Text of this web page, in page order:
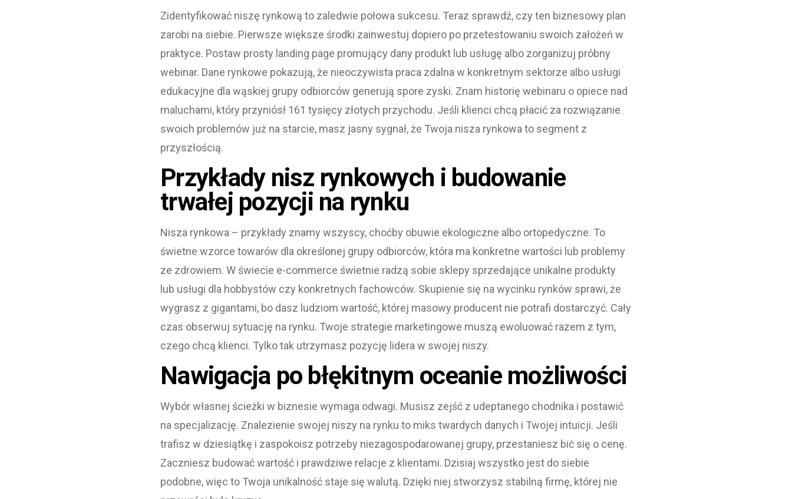
Zidentyfikować niszę rynkową to zaledwie połowa sukcesu. Teraz sprawdź, czy ten biznesowy plan
zarobi na siebie. Pierwsze większe środki zainwestuj dopiero po przetestowaniu swoich założeń w
praktyce. Postaw prosty landing page promujący dany produkt lub usługę albo zorganizuj próbny
webinar. Dane rynkowe pokazują, że nieoczywista praca zdalna w konkretnym sektorze albo usługi
edukacyjne dla wąskiej grupy odbiorców generują spore zyski. Znam historię webinaru o opiece nad
maluchami, który przyniósł 161 tysięcy złotych przychodu. Jeśli klienci chcą płacić za rozwiązanie
swoich problemów już na starcie, masz jasny sygnał, że Twoja nisza rynkowa to segment z
przyszłością.
Przykłady nisz rynkowych i budowanie
trwałej pozycji na rynku
Nisza rynkowa – przykłady znamy wszyscy, choćby obuwie ekologiczne albo ortopedyczne. To
świetne wzorce towarów dla określonej grupy odbiorców, która ma konkretne wartości lub problemy
ze zdrowiem. W świecie e-commerce świetnie radzą sobie sklepy sprzedające unikalne produkty
lub usługi dla hobbystów czy konkretnych fachowców. Skupienie się na wycinku rynków sprawi, że
wygrasz z gigantami, bo dasz ludziom wartość, której masowy producent nie potrafi dostarczyć. Cały
czas obserwuj sytuację na rynku. Twoje strategie marketingowe muszą ewoluować razem z tym,
czego chcą klienci. Tylko tak utrzymasz pozycję lidera w swojej niszy.
Nawigacja po błękitnym oceanie możliwości
Wybór własnej ścieżki w biznesie wymaga odwagi. Musisz zejść z udeptanego chodnika i postawić
na specjalizację. Znalezienie swojej niszy na rynku to miks twardych danych i Twojej intuicji. Jeśli
trafisz w dziesiątkę i zaspokoisz potrzeby niezagospodarowanej grupy, przestaniesz bić się o cenę.
Zaczniesz budować wartość i prawdziwe relacje z klientami. Dzisiaj wszystko jest do siebie
podobne, więc to Twoja unikalność staje się walutą. Dzięki niej stworzysz stabilną firmę, której nie